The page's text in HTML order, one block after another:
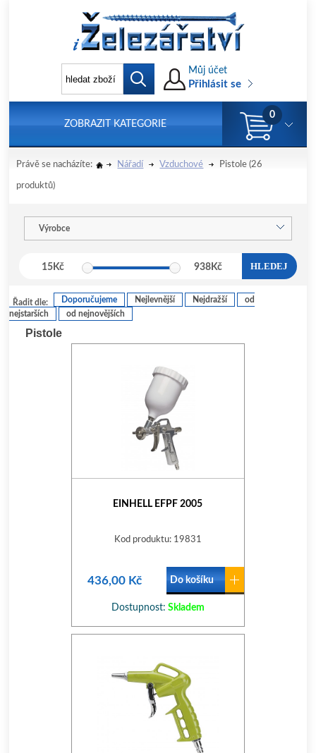
Můj účet
Přihlásit se
ZOBRAZIT KATEGORIE
0
Právě se nacházíte: Nářadí Vzduchové Pistole (26
produktů)
Výrobce
15Kč 938 Kč HLEDEJ
Řadit dle: Doporučujeme Nejlevnější Nejdražší
od
nejstarších
od nejnovějších
Pistole
EINHELL EFPF 2005
Kod produktu: 19831
436,00 Kč Do košíku
Dostupnost: Skladem